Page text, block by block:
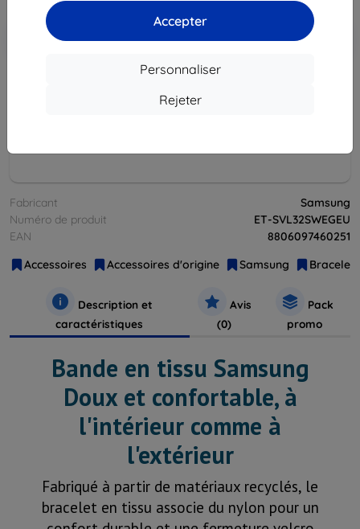
Accepter
Personnaliser
Rejeter
-10%
Réduction avec coupon
EXTRA10
Ajouter au
Fabricant
Samsung
Numéro de produit
ET-SVL32SWEGEU
EAN
8806097460251
Accessoires
Accessoires d'origine Samsung Bracelets
Description et
caractéristiques
Avis
(0)
Pack
promo
Bande en tissu Samsung
Doux et confortable, à
l'intérieur comme à
l'extérieur
Fabriqué à partir de matériaux recyclés, le
bracelet en tissu associe du nylon pour un